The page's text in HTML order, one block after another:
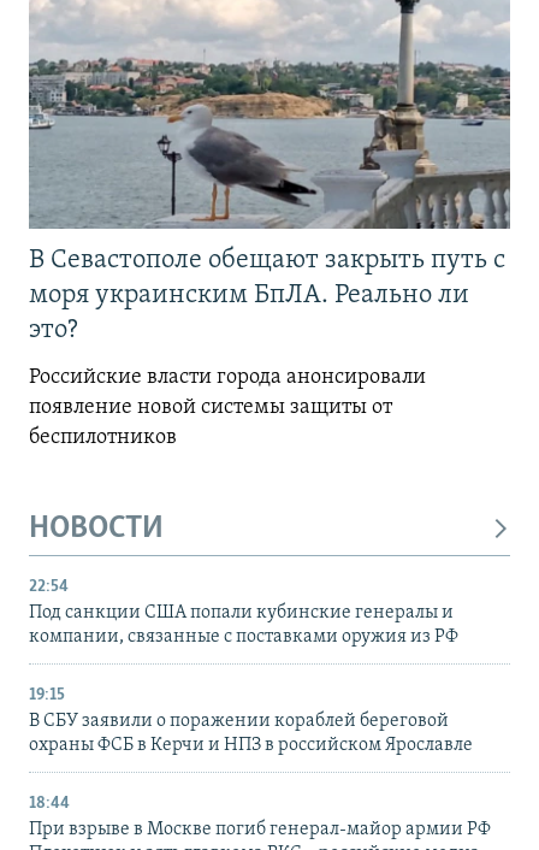
В Севастополе обещают закрыть путь с
моря украинским БпЛА. Реально ли
это?
Российские власти города анонсировали
появление новой системы защиты от
беспилотников
НОВОСТИ
22:54
Под санкции США попали кубинские генералы и
компании, связанные с поставками оружия из РФ
19:15
В СБУ заявили о поражении кораблей береговой
охраны ФСБ в Керчи и НПЗ в российском Ярославле
18:44
При взрыве в Москве погиб генерал-майор армии РФ